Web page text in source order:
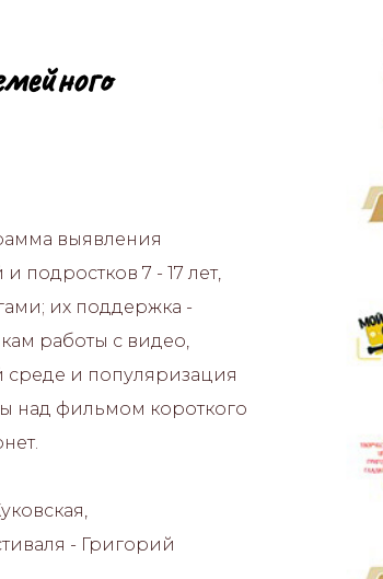
выявления
подростков 7 - 17 лет,
их поддержка -
работы с видео,
и популяризация
над фильмом короткого
- Григорий